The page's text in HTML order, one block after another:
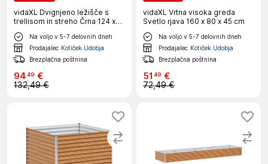
vidaXL Dvignjeno ležišče s
trellisom in streho Črna 124 x
40 x 125 cm
Na voljo v 5-7 delovnih dneh
Prodajalec Kotiček Udobja
Brezplačna poštnina
9449 €
132,49 €
vidaXL Vrtna visoka greda
Svetlo rjava 160 x 80 x 45 cm
Na voljo v 5-7 delovnih dneh
Prodajalec Kotiček Udobja
Brezplačna poštnina
51 49 €
72,49 €